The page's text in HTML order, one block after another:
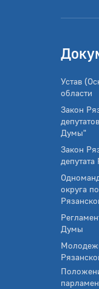
Устав
области
Закон
Думы"
Закон
округа
Думы